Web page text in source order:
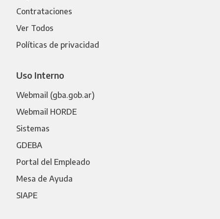
Contrataciones
Ver Todos
Políticas de privacidad
Uso Interno
Webmail (gba.gob.ar)
Webmail HORDE
Sistemas
GDEBA
Portal del Empleado
Mesa de Ayuda
SIAPE